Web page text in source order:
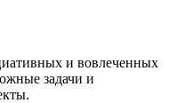
и вовлеченных
задачи и